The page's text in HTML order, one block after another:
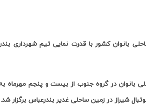
بانوان کشور با قدرت نمایی تیم شهرداری
شیراز در زمین ساحلی غدیر بندرعباس برگزار شد.